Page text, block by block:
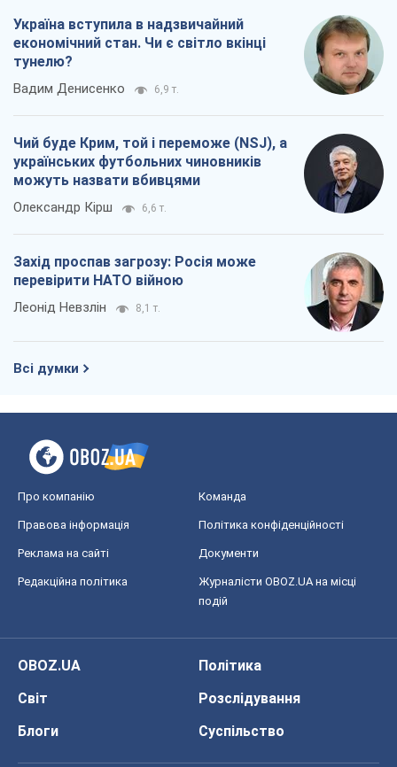
Україна вступила в надзвичайний
економічний стан. Чи є світло вкінці
тунелю?
Вадим Денисенко 6,9 т.
Чий буде Крим, той і переможе (NSJ), а
українських футбольних чиновників
можуть назвати вбивцями
Олександр Кірш 6,6 т.
Захід проспав загрозу: Росія може
перевірити НАТО війною
Леонід Невзлін 8,1 т.
Всі думки
Про компанію Команда
Правова інформація Політика конфіденційності
Реклама на сайті Документи
Редакційна політика
Журналісти OBOZ.UA на місці
подій
OBOZ.UA
Політика
Світ
Розслідування
Блоги
Суспільство